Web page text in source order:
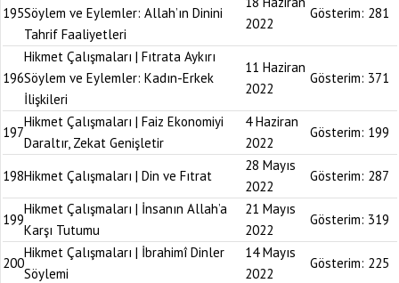
195Söylem ve Eylemler: Allah’ın Dinini
Tahrif Faaliyetleri
2022
Gösterim: 281
196
Hikmet Çalışmaları | Fıtrata Aykırı
Söylem ve Eylemler: Kadın-Erkek
İlişkileri
11 Haziran
2022
Gösterim: 371
197
Hikmet Çalışmaları | Faiz Ekonomiyi
Daraltır, Zekat Genişletir
4 Haziran
2022
Gösterim: 199
198Hikmet Çalışmaları | Din ve Fıtrat
28 Mayıs
2022
Gösterim: 287
199
Hikmet Çalışmaları | İnsanın Allah’a
Karşı Tutumu
21 Mayıs
2022
Gösterim: 319
200
Hikmet Çalışmaları | İbrahimî Dinler
Söylemi
14 Mayıs
2022
Gösterim: 225